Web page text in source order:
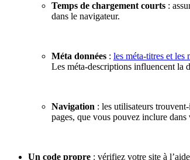
Temps de chargement courts :
dans le navigateur.
Méta données : les méta-titres et les
Les méta-descriptions influencent la
Navigation : les utilisateurs
pages, que vous pouvez inclure dans
Un code propre : vérifiez votre site à